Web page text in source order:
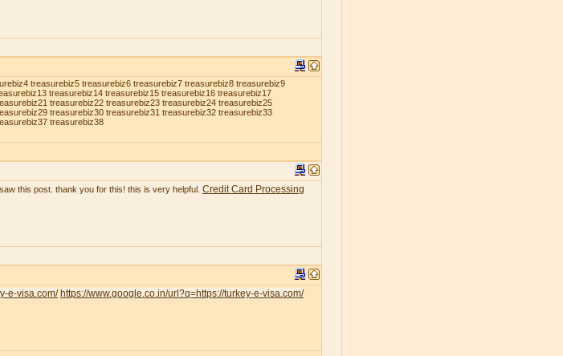
treasurebiz5 treasurebiz6 treasurebiz7 treasurebiz8 treasurebiz9
treasurebiz14 treasurebiz15 treasurebiz16 treasurebiz17
treasurebiz22 treasurebiz23 treasurebiz24 treasurebiz25
treasurebiz30 treasurebiz31 treasurebiz32 treasurebiz33
treasurebiz38
this post. thank you for this! this is very helpful. Credit Card Processing
e-visa.com/ https://www.google.co.in/url?q=https://turkey-e-visa.com/